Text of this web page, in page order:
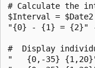
# Calculate the
$Interval = $Date2
"{0} - {1} = {2}" -
#  Display
"   {0,-35} {1,20}"